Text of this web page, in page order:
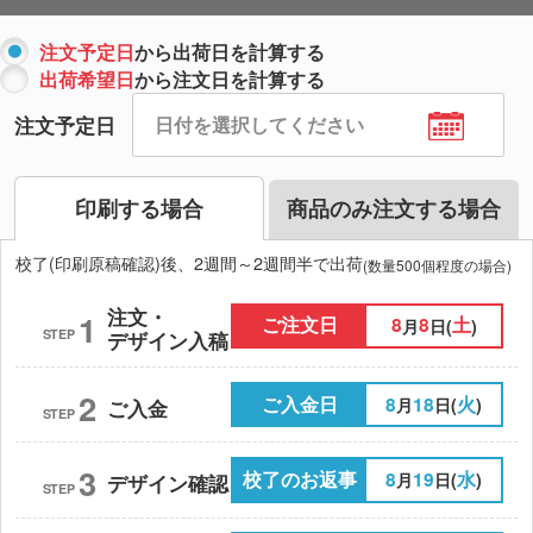
注文予定日から出荷日を計算する
出荷希望日から注文日を計算する
注文予定日
印刷する場合 商品のみ注文する場合
校了(印刷原稿確認)後、2週間～2週間半で出荷(数量500個程度の場合)
STEP 1 注文・
デザイン入稿
ご注文日 8 月8日(土)
STEP 2 ご入金 ご入金日 8月18日(火)
STEP 3 デザイン確認 校了のお返事 8月19日(水)